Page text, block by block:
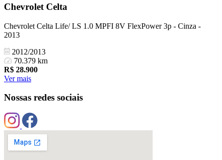
Chevrolet Celta
Chevrolet Celta Life/ LS 1.0 MPFI 8V FlexPower 3p - Cinza -
2013
2012/2013
70.379 km
R$ 28.900
Ver mais
Nossas redes sociais